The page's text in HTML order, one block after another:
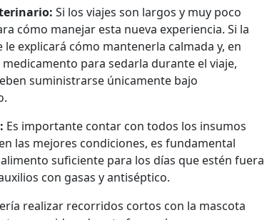
Si los viajes son largos y muy poco
cómo manejar esta nueva experiencia. Si la
explicará cómo mantenerla calmada y, en
para sedarla durante el viaje,
suministrarse únicamente bajo
Es importante contar con todos los insumos
las mejores condiciones, es fundamental
suficiente para los días que estén fuera
con gasas y antiséptico.
realizar recorridos cortos con la mascota